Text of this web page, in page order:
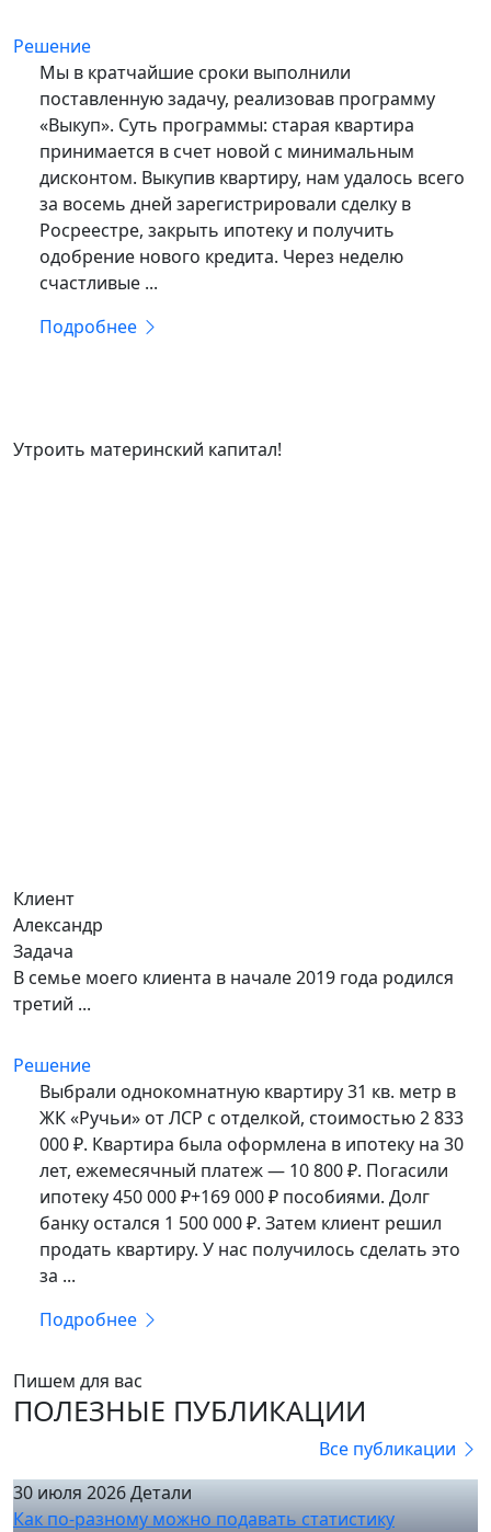
Решение
Мы в кратчайшие сроки выполнили
поставленную задачу, реализовав программу
«Выкуп». Суть программы: старая квартира
принимается в счет новой с минимальным
дисконтом. Выкупив квартиру, нам удалось всего
за восемь дней зарегистрировали сделку в
Росреестре, закрыть ипотеку и получить
одобрение нового кредита. Через неделю
счастливые ...
Подробнее
Утроить материнский капитал!
Клиент
Александр
Задача
В семье моего клиента в начале 2019 года родился
третий ...
Решение
Выбрали однокомнатную квартиру 31 кв. метр в
ЖК «Ручьи» от ЛСР с отделкой, стоимостью 2 833
000 ₽. Квартира была оформлена в ипотеку на 30
лет, ежемесячный платеж — 10 800 ₽. Погасили
ипотеку 450 000 ₽+169 000 ₽ пособиями. Долг
банку остался 1 500 000 ₽. Затем клиент решил
продать квартиру. У нас получилось сделать это
за ...
Подробнее
Пишем для вас
ПОЛЕЗНЫЕ ПУБЛИКАЦИИ
Все публикации
30 июля 2026Детали
Как по-разному можно подавать статистику